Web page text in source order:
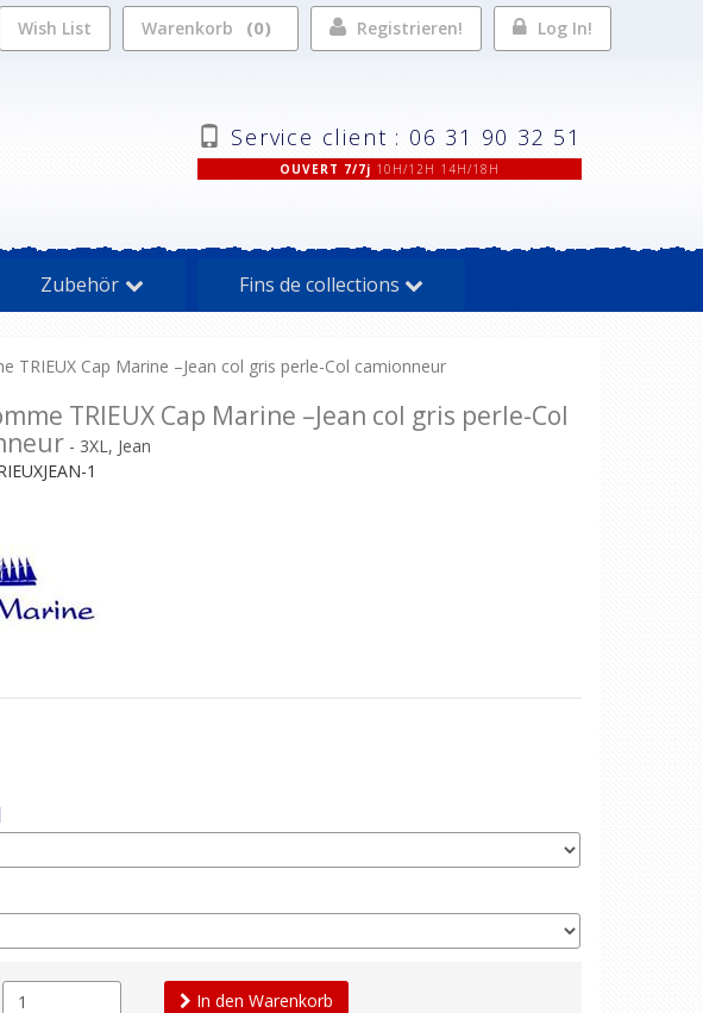
Registrieren! Log In!
Warenkorb 0
Wish List
Service client : 06 31 90 32 51
OUVERT 7/7j 10H/12H 14H/18H
Zubehör Fins de collections
TRIEUX Cap Marine –Jean col gris perle-Col camionneur
TRIEUX Cap Marine –Jean col gris perle-Col
- 3XL, Jean
1
In den Warenkorb